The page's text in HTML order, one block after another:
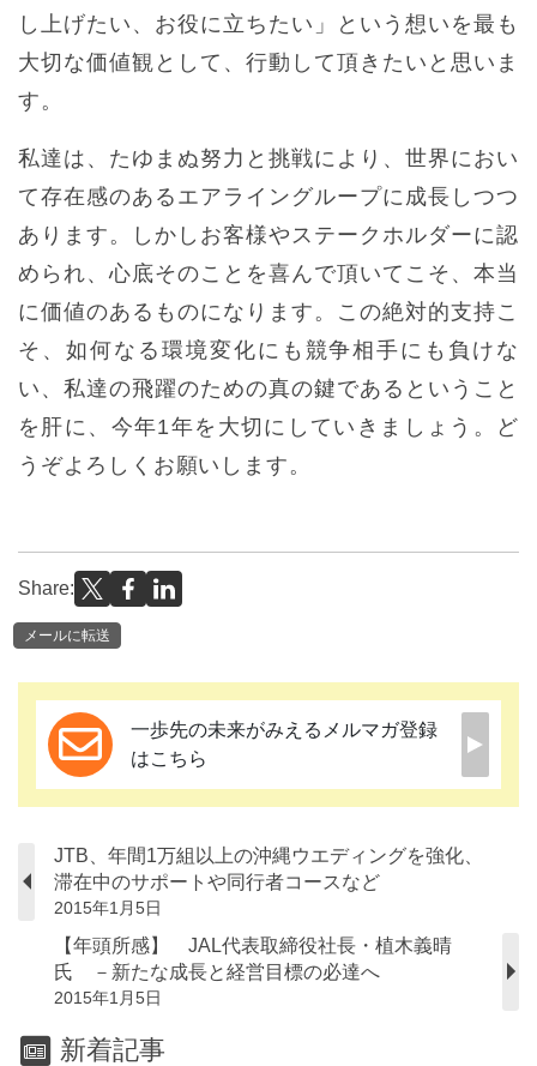
し上げたい、お役に立ちたい」という想いを最も
大切な価値観として、行動して頂きたいと思いま
す。
私達は、たゆまぬ努力と挑戦により、世界におい
て存在感のあるエアライングループに成長しつつ
あります。しかしお客様やステークホルダーに認
められ、心底そのことを喜んで頂いてこそ、本当
に価値のあるものになります。この絶対的支持こ
そ、如何なる環境変化にも競争相手にも負けな
い、私達の飛躍のための真の鍵であるということ
を肝に、今年1年を大切にしていきましょう。ど
うぞよろしくお願いします。
Share:
メールに転送
一歩先の未来がみえるメルマガ登録
はこちら
JTB、年間1万組以上の沖縄ウエディングを強化、
滞在中のサポートや同行者コースなど
2015年1月5日
【年頭所感】 JAL代表取締役社長・植木義晴
氏 －新たな成長と経営目標の必達へ
2015年1月5日
新着記事